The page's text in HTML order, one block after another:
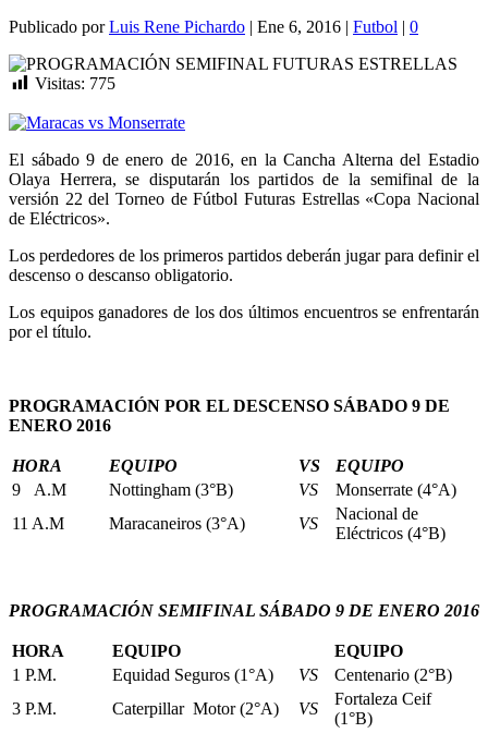
Publicado porLuis Rene Pichardo | Ene 6, 2016 | Futbol | 0
Visitas: 775
El sábado 9 de enero de 2016, en la Cancha Alterna del Estadio
Olaya Herrera, se disputarán los partidos de la semifinal de la
versión 22 del Torneo de Fútbol Futuras Estrellas «Copa Nacional
de Eléctricos».
Los perdedores de los primeros partidos deberán jugar para definir el
descenso o descanso obligatorio.
Los equipos ganadores de los dos últimos encuentros se enfrentarán
por el título.
PROGRAMACIÓN POR EL DESCENSO SÁBADO 9 DE
ENERO 2016
HORA EQUIPO VS
EQUIPO
9 A.M
Nottingham (3°B) VS
Monserrate (4°A)
11 A.M
Maracaneiros (3°A) VS
Nacional de
Eléctricos (4°B)
PROGRAMACIÓN SEMIFINAL SÁBADO 9 DE ENERO 2016
HORA EQUIPO
EQUIPO
1 P.M.
Equidad Seguros (1°A) VS
Centenario (2°B)
3 P.M.
Caterpillar Motor (2°A) VS
Fortaleza Ceif
(1°B)